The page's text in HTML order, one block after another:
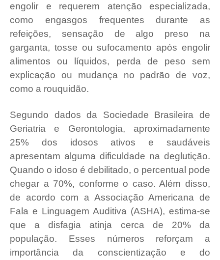
engolir e requerem atenção especializada,
como engasgos frequentes durante as
refeições, sensação de algo preso na
garganta, tosse ou sufocamento após engolir
alimentos ou líquidos, perda de peso sem
explicação ou mudança no padrão de voz,
como a rouquidão.
Segundo dados da Sociedade Brasileira de
Geriatria e Gerontologia, aproximadamente
25% dos idosos ativos e saudáveis
apresentam alguma dificuldade na deglutição.
Quando o idoso é debilitado, o percentual pode
chegar a 70%, conforme o caso. Além disso,
de acordo com a Associação Americana de
Fala e Linguagem Auditiva (ASHA), estima-se
que a disfagia atinja cerca de 20% da
população. Esses números reforçam a
importância da conscientização e do